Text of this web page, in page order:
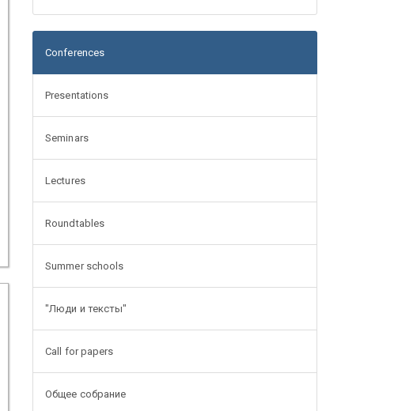
Conferences
Presentations
Seminars
Lectures
Roundtables
Summer schools
"Люди и тексты"
Call for papers
Общее собрание